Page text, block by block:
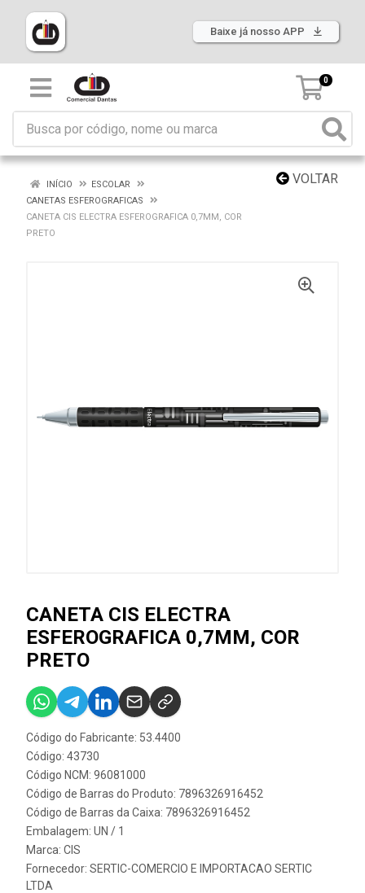
Baixe já nosso APP
0
VOLTAR
INÍCIO
ESCOLAR
CANETAS ESFEROGRAFICAS
CANETA CIS ELECTRA ESFEROGRAFICA 0,7MM, COR
PRETO
CANETA CIS ELECTRA
ESFEROGRAFICA 0,7MM, COR
PRETO
Código do Fabricante: 53.4400
Código: 43730
Código NCM: 96081000
Código de Barras do Produto: 7896326916452
Código de Barras da Caixa: 7896326916452
Embalagem: UN / 1
Marca: CIS
Fornecedor: SERTIC-COMERCIO E IMPORTACAO SERTIC
LTDA